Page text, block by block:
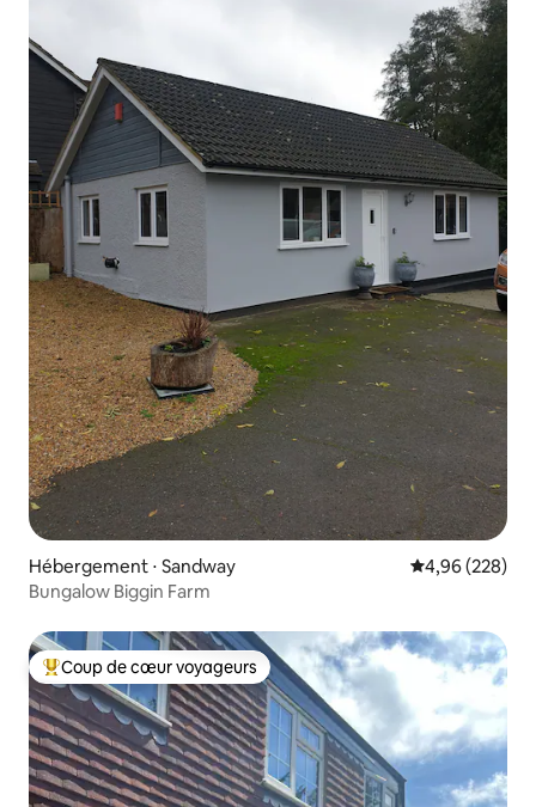
Hébergement ⋅ Sandway Évaluation
4,96 (228)
Bungalow Biggin Farm
Coups de cœur voyageurs les plus appréciés
Coup de cœur voyageurs